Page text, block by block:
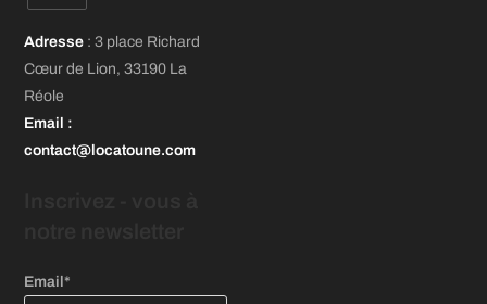
un
nouvel
onglet
nouvel
onglet
nouvel
onglet
dans
un
nouvel
onglet
Adresse : 3 place Richard
Cœur de Lion, 33190 La
Réole
Email :
contact@locatoune.com
Email*